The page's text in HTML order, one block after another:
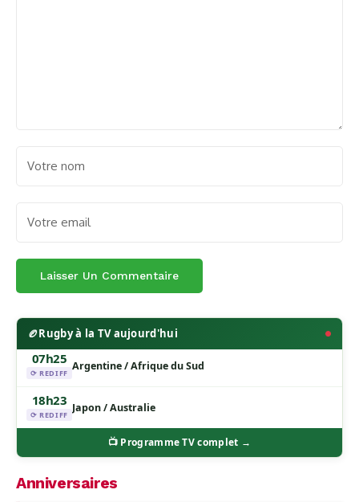
🏉Rugby à la TV aujourd'hui
07h25
⟳ REDIFF
Argentine / Afrique du Sud
18h23
⟳ REDIFF
Japon / Australie
📺 Programme TV complet →
Anniversaires